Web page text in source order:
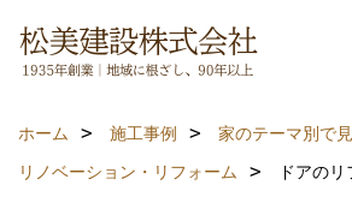
ホーム 施工事例
家のテーマ別で
リノベーション・リフォーム
ドアの